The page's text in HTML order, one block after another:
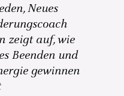
Neues
zeigt auf, wie
Beenden und
gewinnen